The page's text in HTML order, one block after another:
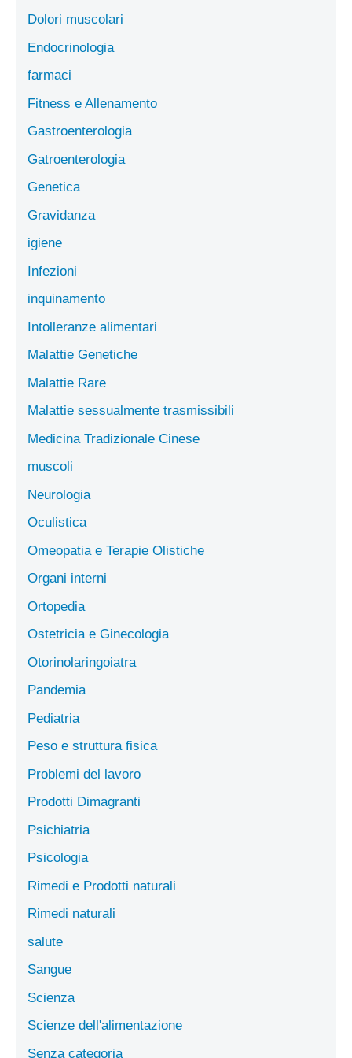
Dolori muscolari
Endocrinologia
farmaci
Fitness e Allenamento
Gastroenterologia
Gatroenterologia
Genetica
Gravidanza
igiene
Infezioni
inquinamento
Intolleranze alimentari
Malattie Genetiche
Malattie Rare
Malattie sessualmente trasmissibili
Medicina Tradizionale Cinese
muscoli
Neurologia
Oculistica
Omeopatia e Terapie Olistiche
Organi interni
Ortopedia
Ostetricia e Ginecologia
Otorinolaringoiatra
Pandemia
Pediatria
Peso e struttura fisica
Problemi del lavoro
Prodotti Dimagranti
Psichiatria
Psicologia
Rimedi e Prodotti naturali
Rimedi naturali
salute
Sangue
Scienza
Scienze dell'alimentazione
Senza categoria